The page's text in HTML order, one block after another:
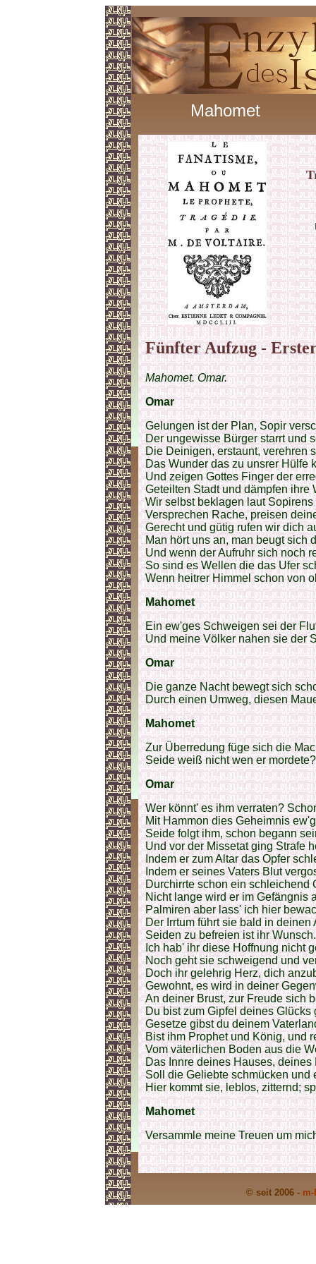
Mahomet
Fünfter Aufzug -
Mahomet. Omar.
Omar
Gelungen ist der Plan, Sopir
Der ungewisse Bürger starrt und
Die Deinigen, erstaunt, verehren
Das Wunder das zu unsrer Hülfe
Und zeigen Gottes Finger der
Geteilten Stadt und dämpfen ihre
Wir selbst beklagen laut Sopirens
Versprechen Rache, preisen
Gerecht und gütig rufen wir dich
Man hört uns an, man beugt sich
Und wenn der Aufruhr sich noch
So sind es Wellen die das Ufer
Wenn heitrer Himmel schon von
Mahomet
Ein ew'ges Schweigen sei der
Und meine Völker nahen sie der
Omar
Die ganze Nacht bewegt sich
Durch einen Umweg, diesen
Mahomet
Zur Überredung füge sich die
Seide weiß nicht wen er mordete?
Omar
Wer könnt' es ihm verraten?
Mit Hammon dies Geheimnis
Seide folgt ihm, schon begann
Und vor der Missetat ging Strafe
Indem er zum Altar das Opfer
Indem er seines Vaters Blut
Durchirrte schon ein schleichend
Nicht lange wird er im Gefängnis
Palmiren aber lass' ich hier
Der Irrtum führt sie bald in deinen
Seiden zu befreien ist ihr Wunsch.
Ich hab' ihr diese Hoffnung nicht
Noch geht sie schweigend und
Doch ihr gelehrig Herz, dich
Gewohnt, es wird in deiner
An deiner Brust, zur Freude sich
Du bist zum Gipfel deines Glücks
Gesetze gibst du deinem
Bist ihm Prophet und König, und
Vom väterlichen Boden aus die
Das Innre deines Hauses, deines
Soll die Geliebte schmücken und
Hier kommt sie, leblos, zitternd;
Mahomet
Versammle meine Treuen um
© seit 2006 -